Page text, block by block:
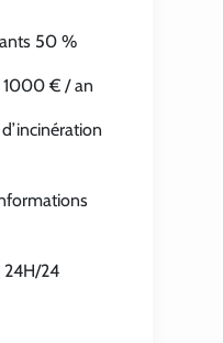
50 %
1000 € / an
24H/24